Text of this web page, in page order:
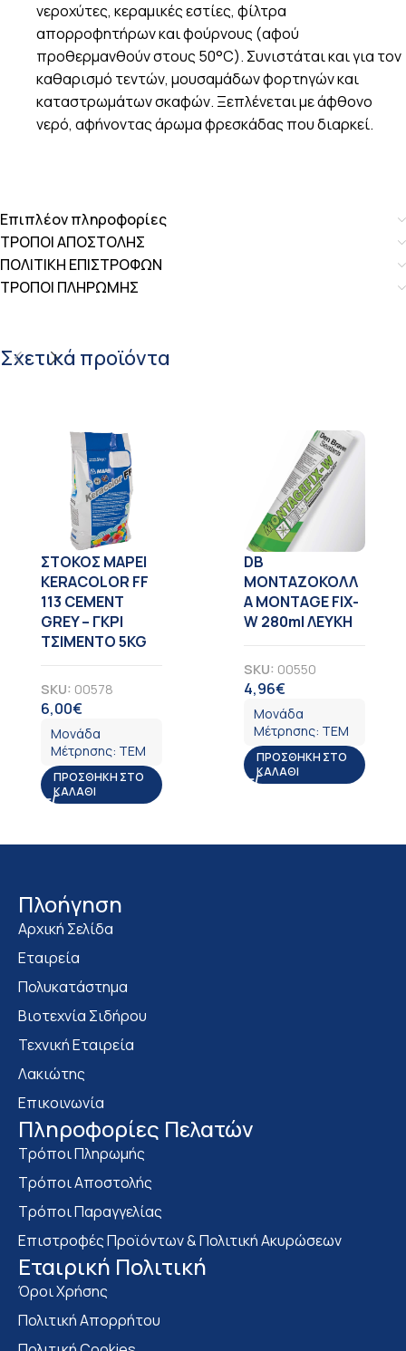
νεροχύτες, κεραμικές εστίες, φίλτρα
απορροφητήρων και φούρνους (αφού
προθερμανθούν στους 50°C). Συνιστάται και για τον
καθαρισμό τεντών, μουσαμάδων φορτηγών και
καταστρωμάτων σκαφών. Ξεπλένεται με άφθονο
νερό, αφήνοντας άρωμα φρεσκάδας που διαρκεί.
Επιπλέον πληροφορίες
ΤΡΟΠΟΙ ΑΠΟΣΤΟΛΗΣ
ΠΟΛΙΤΙΚΗ ΕΠΙΣΤΡΟΦΩΝ
ΤΡΟΠΟΙ ΠΛΗΡΩΜΗΣ
Σχετικά προϊόντα
ΣΤΟΚΟΣ MAPEI
KERACOLOR FF
113 CEMENT
GREY – ΓΚΡΙ
ΤΣΙΜΕΝΤΟ 5KG
SKU: 00578
6,00€
Μονάδα
Μέτρησης: ΤΕΜ
ΠΡΟΣΘΉΚΗ ΣΤΟ
ΚΑΛΆΘΙ
DB
ΜΟΝΤΑΖΟΚΟΛΛ
Α MONTAGE FIX-
W 280ml ΛΕΥΚΗ
SKU: 00550
4,96€
Μονάδα
Μέτρησης: ΤΕΜ
ΠΡΟΣΘΉΚΗ ΣΤΟ
ΚΑΛΆΘΙ
Πλοήγηση
Αρχική Σελίδα
Εταιρεία
Πολυκατάστημα
Bιοτεχνία Σιδήρου
Τεχνική Εταιρεία
Λακιώτης
Επικοινωνία
Πληροφορίες Πελατών
Τρόποι Πληρωμής
Τρόποι Αποστολής
Τρόποι Παραγγελίας
Επιστροφές Προϊόντων & Πολιτική Ακυρώσεων
Eταιρική Πολιτική
Όροι Χρήσης
Πολιτική Απορρήτου